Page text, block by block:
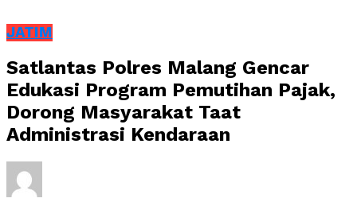
JATIM
Satlantas Polres Malang Gencar
Edukasi Program Pemutihan Pajak,
Dorong Masyarakat Taat
Administrasi Kendaraan